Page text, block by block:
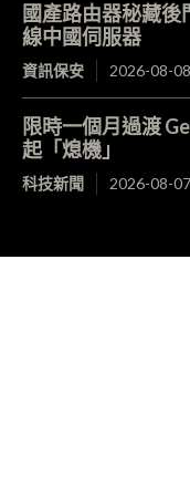
國產路由器秘藏後
線中國伺服器
資訊保安 2026-08-08
限時一個月過渡
起「熄機」
科技新聞 2026-08-07